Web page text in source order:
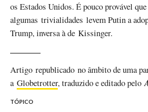
os Estados Unidos. É pouco provável que
algumas trivialidades levem Putin a
Trump, inversa à de Kissinger.
Artigo republicado no âmbito de uma
a Globetrotter, traduzido e editado pelo
TÓPICO